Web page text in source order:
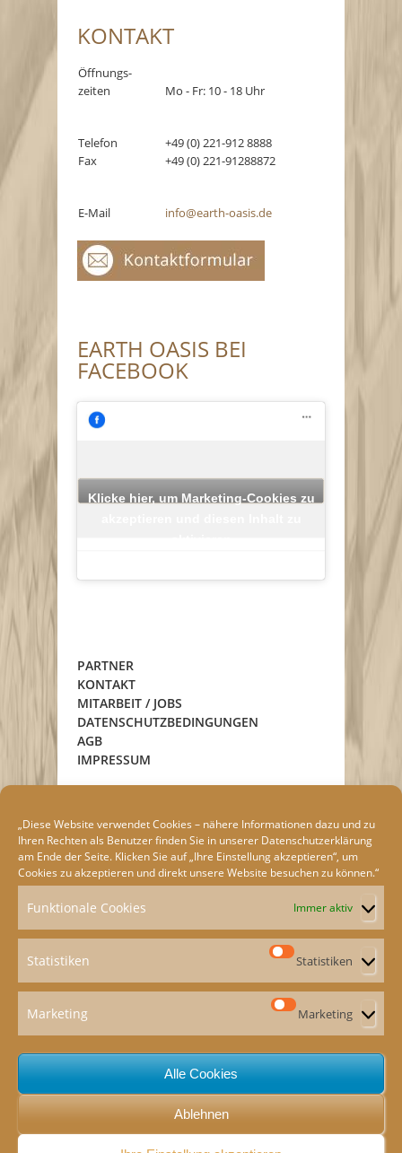
„Diese Website verwendet Cookies – nähere Informationen dazu und zu
Ihren Rechten als Benutzer finden Sie in unserer Datenschutzerklärung
am Ende der Seite. Klicken Sie auf „Ihre Einstellung akzeptieren“, um
Cookies zu akzeptieren und direkt unsere Website besuchen zu können.“
Funktionale Cookies Immer aktiv
Statistiken Statistiken
Marketing Marketing
Alle Cookies
Ablehnen
KONTAKT
Öffnungs-
zeiten
Mo - Fr: 10 - 18 Uhr
Telefon
+49 (0) 221-912 8888
Fax
+49 (0) 221-91288872
E-Mail info@earth-oasis.de
EARTH OASIS BEI
FACEBOOK
Klicke hier, um Marketing-Cookies zu
PARTNER
KONTAKT
MITARBEIT / JOBS
DATENSCHUTZBEDINGUNGEN
AGB
IMPRESSUM